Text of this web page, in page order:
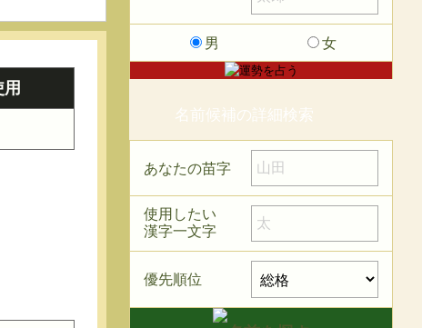
男 女
名前候補の詳細検索
あなたの苗字
使用したい
漢字一文字
優先順位